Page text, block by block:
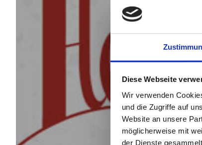
Diese Webseite
Wir verwenden
und die Zugriffe auf
Website an unsere
möglicherweise mit
der Dienste